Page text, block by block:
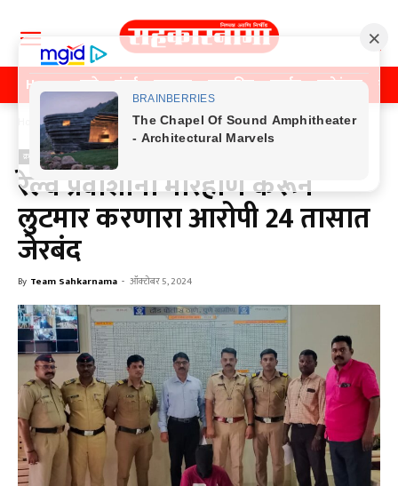
Home पुणे मुंबई महाराष्ट्र राजकीय क्राईम मनोरंजन
Home क्राईम
क्राईम
रेल्वे प्रवाशांना मारहाण करून
लुटमार करणारा आरोपी 24 तासात
जेरबंद
By Team Sahkarnama - ऑक्टोबर 5, 2024